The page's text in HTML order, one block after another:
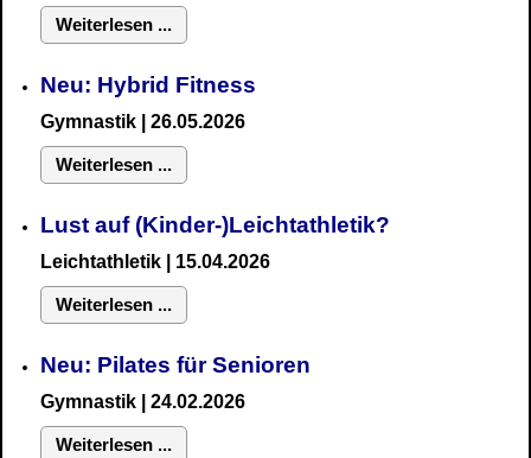
Weiterlesen ...
Neu: Hybrid Fitness
Gymnastik | 26.05.2026
Weiterlesen ...
Lust auf (Kinder-)Leichtathletik?
Leichtathletik | 15.04.2026
Weiterlesen ...
Neu: Pilates für Senioren
Gymnastik | 24.02.2026
Weiterlesen ...